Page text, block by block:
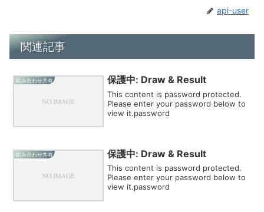
api-user
関連記事
組み合わせ共有 保護中: Draw & Result
This content is password protected.
Please enter your password below to
view it.password
組み合わせ共有 保護中: Draw & Result
This content is password protected.
Please enter your password below to
view it.password